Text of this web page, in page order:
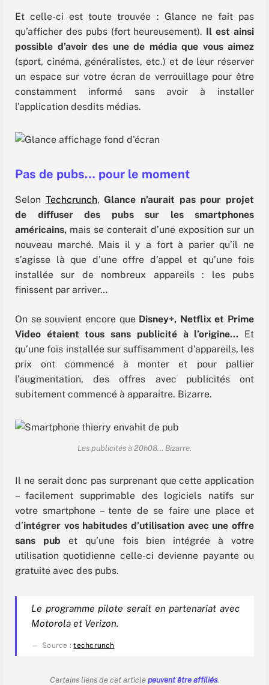
Et celle-ci est toute trouvée : Glance ne fait pas
qu’afficher des pubs (fort heureusement). Il est ainsi
possible d’avoir des une de média que vous aimez
(sport, cinéma, généralistes, etc.) et de leur réserver
un espace sur votre écran de verrouillage pour être
constamment informé sans avoir à installer
l’application desdits médias.
Pas de pubs… pour le moment
Selon Techcrunch,Glance n’aurait pas pour projet
de diffuser des pubs sur les smartphones
américains, mais se conterait d’une exposition sur un
nouveau marché. Mais il y a fort à parier qu’il ne
s’agisse là que d’une offre d’appel et qu’une fois
installée sur de nombreux appareils : les pubs
finissent par arriver…
On se souvient encore que Disney+, Netflix et Prime
Video étaient tous sans publicité à l’origine… Et
qu’une fois installée sur suffisamment d’appareils, les
prix ont commencé à monter et pour pallier
l’augmentation, des offres avec publicités ont
subitement commencé à apparaitre. Bizarre.
Les publicités à 20h08… Bizarre.
Il ne serait donc pas surprenant que cette application
– facilement supprimable des logiciels natifs sur
votre smartphone – tente de se faire une place et
d’intégrer vos habitudes d’utilisation avec une offre
sans pub et qu’une fois bien intégrée à votre
utilisation quotidienne celle-ci devienne payante ou
gratuite avec des pubs.
Le programme pilote serait en partenariat avec
Motorola et Verizon.
Source :techcrunch
Certains liens de cet article peuvent être affiliés.